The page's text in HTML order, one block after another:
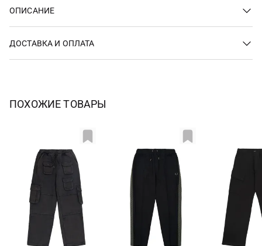
ОПИСАНИЕ
ДОСТАВКА И ОПЛАТА
ПОХОЖИЕ ТОВАРЫ